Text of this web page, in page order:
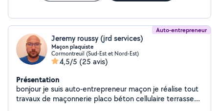
Auto-entrepreneur
Jeremy roussy (jrd services)
Maçon plaquiste
Cormontreuil (Sud-Est et Nord-Est)
4,5/5 (25 avis)
Présentation
bonjour je suis auto-entrepreneur maçon je réalise tout
travaux de maçonnerie placo béton cellulaire terrasse